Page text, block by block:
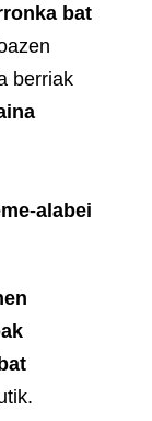
bat
berriak
alabei